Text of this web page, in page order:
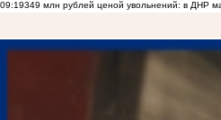
09:19349 млн рублей ценой увольнений: в ДНР